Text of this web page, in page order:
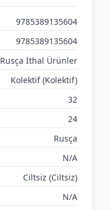
9785389135604
9785389135604
Rusça İthal Ürünler
Kolektif (Kolektif)
32
24
Rusça
N/A
Ciltsiz (Ciltsiz)
N/A